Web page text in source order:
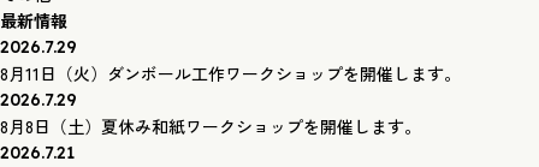
最新情報
2026.7.29
8月11日（火）ダンボール工作ワークショップを開催します。
2026.7.29
8月8日（土）夏休み和紙ワークショップを開催します。
2026.7.21